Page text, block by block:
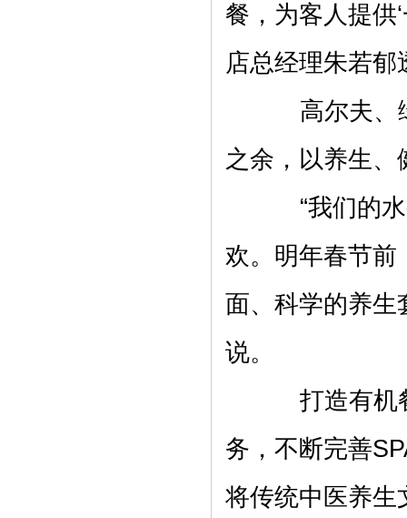
餐，为客人提供
店总经理朱若郁
高尔夫、绿
之余，以养生
“我们的水
欢。明年春节前
面、科学的养生
说。
打造有机餐
务，不断完善
将传统中医养生